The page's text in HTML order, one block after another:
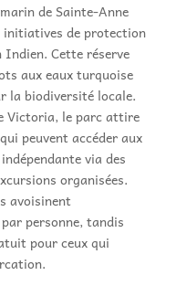
de Sainte-Anne
initiatives de protection
Indien. Cette réserve
aux eaux turquoise
la biodiversité locale.
Victoria, le parc attire
peuvent accéder aux
via des
organisées.
avoisinent
personne, tandis
pour ceux qui